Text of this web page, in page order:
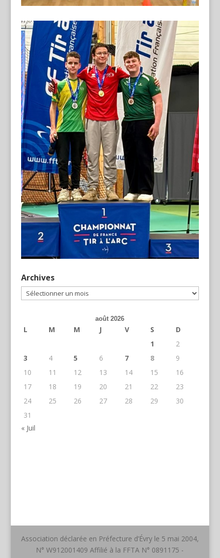
Archives
Archives
août 2026
L M M J V S
D
1
2
3
4 5 6 7 8
9
10
11 12 13 14 15
16
17
18 19 20 21 22
23
24
25 26 27 28 29
30
31
« Juil
Association déclarée en Préfecture d’Évry le 5 mai 2004,
N° W912001409 Affilié à la FFTA N° 0891175 -